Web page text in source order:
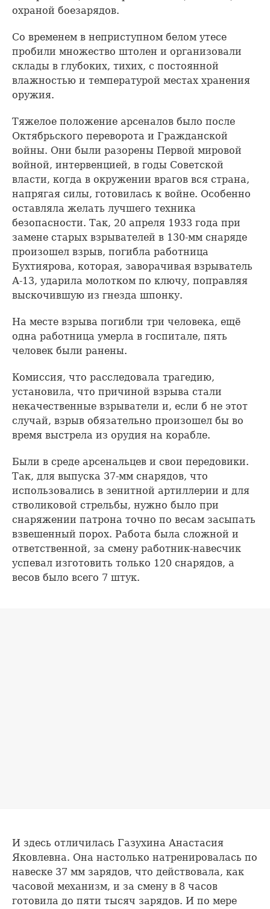
охраной боезарядов.
Со временем в неприступном белом утесе
пробили множество штолен и организовали
склады в глубоких, тихих, с постоянной
влажностью и температурой местах хранения
оружия.
Тяжелое положение арсеналов было после
Октябрьского переворота и Гражданской
войны. Они были разорены Первой мировой
войной, интервенцией, в годы Советской
власти, когда в окружении врагов вся страна,
напрягая силы, готовилась к войне. Особенно
оставляла желать лучшего техника
безопасности. Так, 20 апреля 1933 года при
замене старых взрывателей в 130-мм снаряде
произошел взрыв, погибла работница
Бухтиярова, которая, заворачивая взрыватель
А-13, ударила молотком по ключу, поправляя
выскочившую из гнезда шпонку.
На месте взрыва погибли три человека, ещё
одна работница умерла в госпитале, пять
человек были ранены.
Комиссия, что расследовала трагедию,
установила, что причиной взрыва стали
некачественные взрыватели и, если б не этот
случай, взрыв обязательно произошел бы во
время выстрела из орудия на корабле.
Были в среде арсенальцев и свои передовики.
Так, для выпуска 37-мм снарядов, что
использовались в зенитной артиллерии и для
стволиковой стрельбы, нужно было при
снаряжении патрона точно по весам засыпать
взвешенный порох. Работа была сложной и
ответственной, за смену работник-навесчик
успевал изготовить только 120 снарядов, а
весов было всего 7 штук.
И здесь отличилась Газухина Анастасия
Яковлевна. Она настолько натренировалась по
навеске 37 мм зарядов, что действовала, как
часовой механизм, и за смену в 8 часов
готовила до пяти тысяч зарядов. И по мере